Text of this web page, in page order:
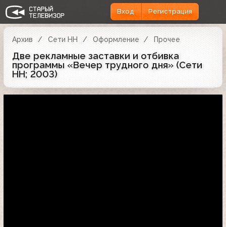
Вход Регистрация
Архив Сети НН Оформление Прочее
Две рекламные заставки и отбивка
программы «Вечер трудного дня» (Сети
НН; 2003)